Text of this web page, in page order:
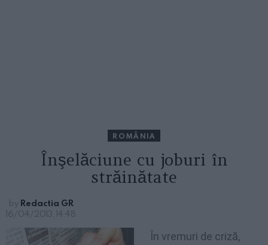
ROMÂNIA
Înşelăciune cu joburi în
străinătate
by Redactia GR
16/04/2013, 14:48
În vremuri de criză,